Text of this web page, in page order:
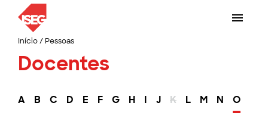
Início/ Pessoas
Docentes
A B C D E F G H I J K L M N O